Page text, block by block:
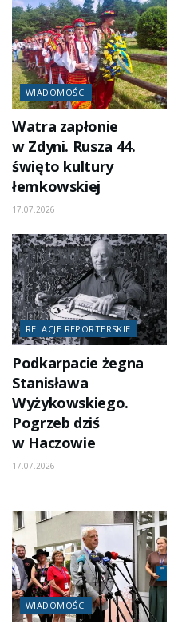
WIADOMOŚCI
Watra zapłonie
w Zdyni. Rusza 44.
święto kultury
łemkowskiej
17.07.2026
RELACJE REPORTERSKIE
Podkarpacie żegna
Stanisława
Wyżykowskiego.
Pogrzeb dziś
w Haczowie
17.07.2026
WIADOMOŚCI